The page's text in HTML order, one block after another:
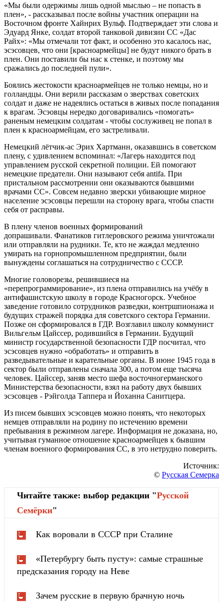
«Мы были одержимы лишь одной мыслью – не попасть в
плен», - рассказывал после войны участник операции на
Восточном фронте Хайнрих Вульф. Подтверждает эти слова и
Эдуард Янке, солдат второй танковой дивизии СС «Дас
Райх»: «Мы отмечали тот факт, и особенно это касалось нас,
эсэсовцев, что они [красноармейцы] не будут никого брать в
плен. Они поставили бы нас к стенке, и поэтому мы
сражались до последней пули».
Боялись жестокости красноармейцев не только немцы, но и
голландцы. Они верили рассказам о зверствах советских
солдат и даже не надеялись остаться в живых после попадания
к врагам. Эсэовцы нередко договаривались «помогать»
раненым немецким солдатам - чтобы сослуживец не попал в
плен к красноармейцам, его застреливали.
Немецкий лётчик-ас Эрих Хартманн, оказавшись в советском
плену, с удивлением вспоминал: «Лагерь находится под
управлением русской секретной полиции. Ей помогают
немецкие предатели. Они называют себя antifa. При
пристальном рассмотрении они оказываются бывшими
врачами СС». Совсем недавно зверски убивающие мирное
население эсэсовцы перешли на сторону врага, чтобы спасти
себя от расправы.
В плену членов военных формирований
допрашивали. Фанатиков гитлеровского режима уничтожали
или отправляли на рудники. Те, кто не жаждал медленно
умирать на горнопромышленном предприятии, были
вынуждены соглашаться на сотрудничество с СССР.
Многие головорезы, решившиеся на
«перепрограммирование», из плена отправились на учёбу в
антифашистскую школу в городе Красногорск. Учебное
заведение готовило сотрудников разведки, контршпионажа и
будущих стражей порядка для советского сектора Германии.
Позже он сформировался в ГДР. Возглавил школу коммунист
Вильгельм Цайссер, родившийся в Германии. Будущий
министр государственной безопасности ГДР посчитал, что
эсэсовцев нужно «обработать» и отправить в
разведывательные и карательные органы. В июне 1945 года в
сектор были отправлены сначала 300, а потом еще тысяча
человек. Цайссер, заняв место шефа восточногерманского
Министерства безопасности, взял на работу двух бывших
эсэсовцев - Рэйголда Таппера и Йоханна Санитцера.
Из писем бывших эсэсовцев можно понять, что некоторых
немцев отправляли на родину по истечению времени
пребывания в режимном лагере. Информация не доказана, но,
учитывая гуманное отношение красноармейцев к бывшим
членам военного формирования СС, в это нетрудно поверить.
Источник:
© Русская Семерка
Читайте также: выбор редакции "Русской
Cемёрки"
Как воровали в СССР при Сталине
«Петербургу быть пусту»: самые страшные
предсказания городу на Неве
Зачем русские в первую брачную ночь